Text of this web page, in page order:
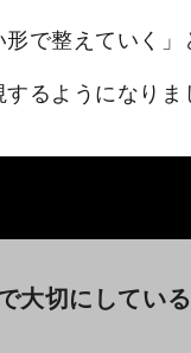
形で整えていく」
するようになりま
大切にしてい